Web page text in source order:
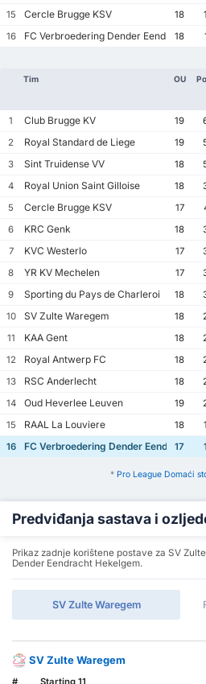
15
Cercle Brugge KSV 18
16
FC Verbroedering Dender Eendracht
18
Tim OU
1 Club Brugge KV 19
2
Royal Standard de Liege 19
3
Sint Truidense VV 18
4
Royal Union Saint Gilloise 18
5
Cercle Brugge KSV 17
6
KRC Genk 18
7
KVC Westerlo 17
8
YR KV Mechelen 17
9
Sporting du Pays de Charleroi 18
10
SV Zulte Waregem 18
11
KAA Gent 18
12
Royal Antwerp FC 18
13
RSC Anderlecht 18
14
Oud Heverlee Leuven 19
15
RAAL La Louviere 18
16
FC Verbroedering Dender Eendracht
17
* Pro League Domaći
Predviđanja sastava i
Prikaz zadnje korištene postave za SV
Dender Eendracht Hekelgem.
SV Zulte Waregem
SV Zulte Waregem
# Starting 11